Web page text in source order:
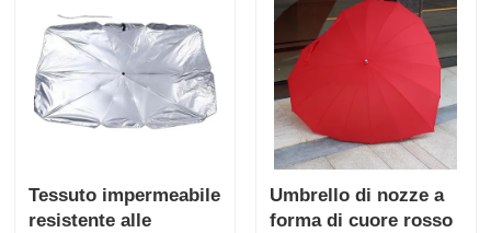
Tessuto impermeabile
resistente alle
Umbrello di nozze a
forma di cuore rosso